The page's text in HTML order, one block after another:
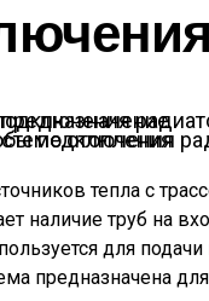
способы подключения радиаторов в системе отопления
тепла с
наличие труб на
для
предназначена